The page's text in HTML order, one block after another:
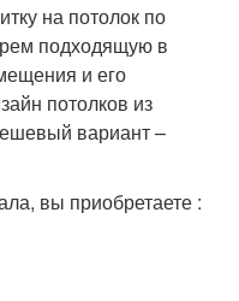
на потолок по
подходящую в
и его
потолков из
вариант –
вы приобретаете :